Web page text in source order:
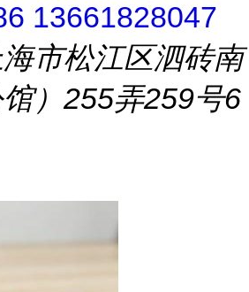
13661828047
市松江区泗砖南
）255弄259号6